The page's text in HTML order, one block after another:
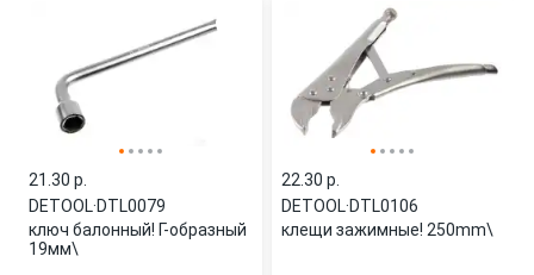
21.30 p.
DETOOL·DTL0079
ключ балонный! Г-образный
19мм\
22.30 p.
DETOOL·DTL0106
клещи зажимные! 250mm\